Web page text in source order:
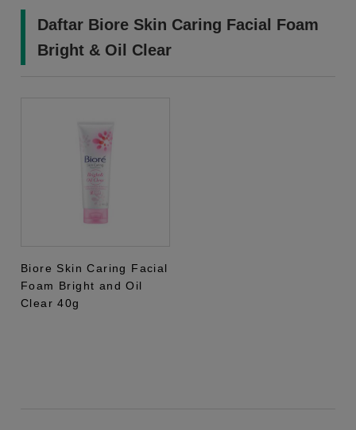
Daftar Biore Skin Caring Facial Foam
Bright & Oil Clear
Biore Skin Caring Facial
Foam Bright and Oil
Clear 40g